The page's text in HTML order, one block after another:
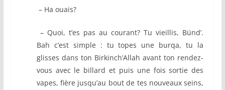
– Ha ouais?
– Quoi, t’es pas au courant? Tu vieillis, Bünd’.
Bah c’est simple : tu topes une burqa, tu la
glisses dans ton Birkinch’Allah avant ton rendez-
vous avec le billard et puis une fois sortie des
vapes, fière jusqu’au bout de tes nouveaux seins,